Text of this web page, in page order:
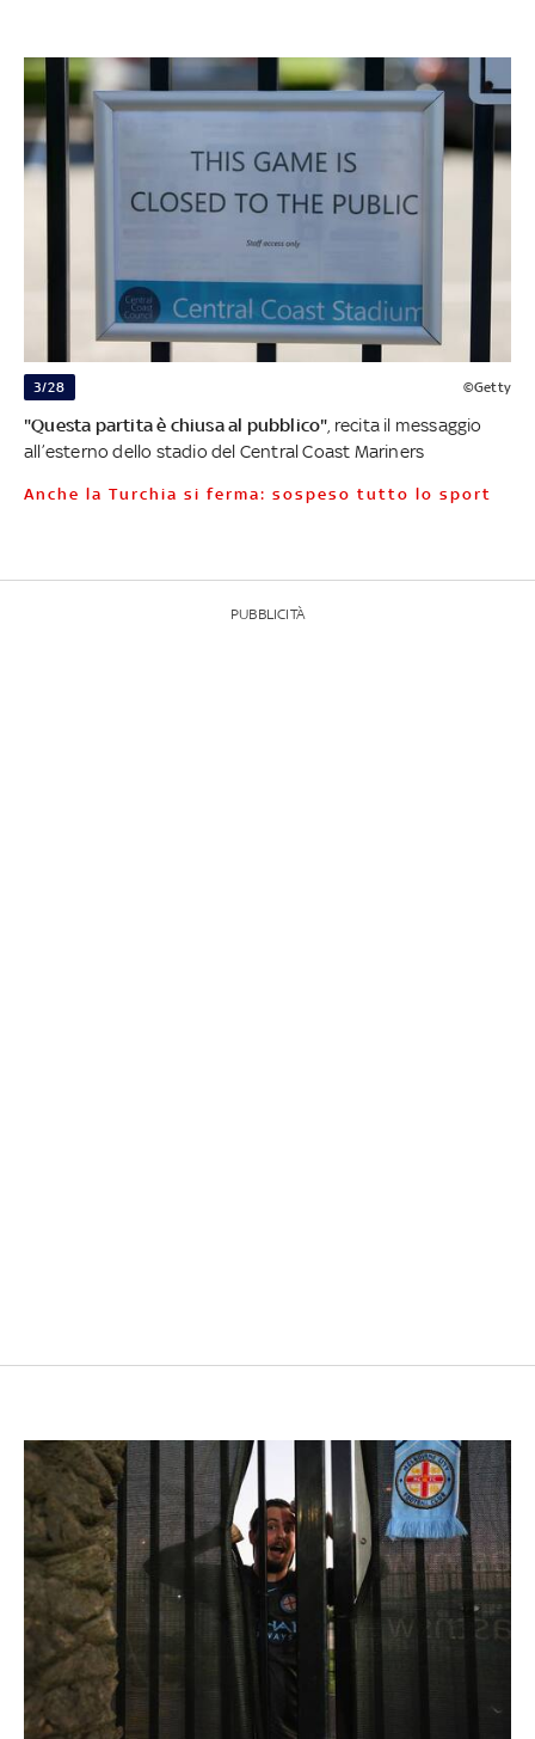
3/28 ©Getty
"Questa partita è chiusa al pubblico" , recita il messaggio
all’esterno dello stadio del Central Coast Mariners
Anche la Turchia si ferma: sospeso tutto lo sport
PUBBLICITÀ